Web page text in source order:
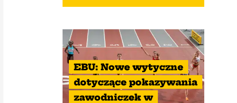
EBU: Nowe wytyczne
dotyczące pokazywania
zawodniczek w